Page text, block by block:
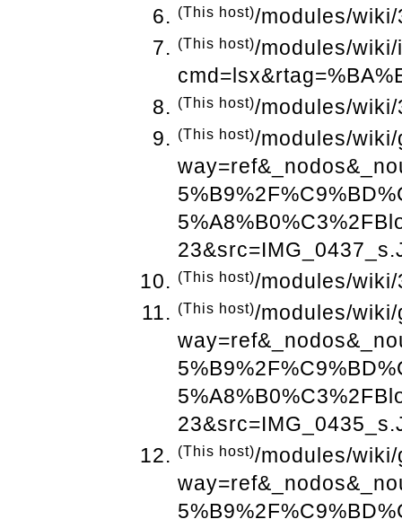
(This host)/modules/
(This host)/modules/
(This host)/modules/
(This host)/modules/
(This host)/modules/
(This host)/modules/
(This host)/modules/